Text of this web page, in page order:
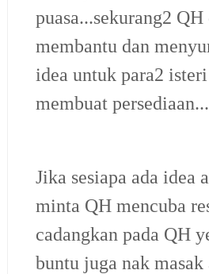
puasa...sekurang2 QH
membantu dan
idea untuk para2
membuat persediaan...
Jika sesiapa ada idea
minta QH mencuba
cadangkan pada QH
buntu juga nak masak